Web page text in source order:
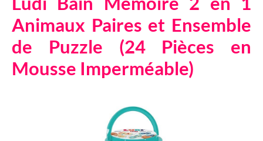
Animaux Paires et Ensemble
de Puzzle (24 Pièces en
Mousse Imperméable)